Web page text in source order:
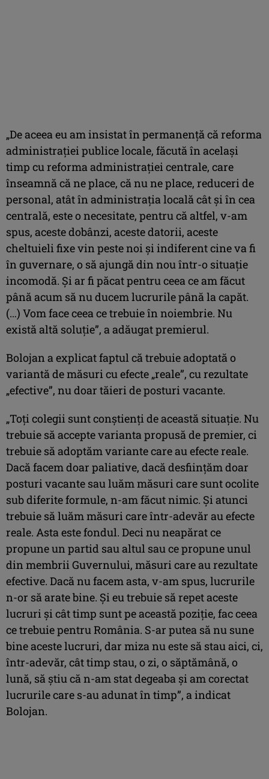
„De aceea eu am insistat în permanenţă că reforma
administraţiei publice locale, făcută în acelaşi
timp cu reforma administraţiei centrale, care
înseamnă că ne place, că nu ne place, reduceri de
personal, atât în administraţia locală cât şi în cea
centrală, este o necesitate, pentru că altfel, v-am
spus, aceste dobânzi, aceste datorii, aceste
cheltuieli fixe vin peste noi şi indiferent cine va fi
în guvernare, o să ajungă din nou într-o situaţie
incomodă. Şi ar fi păcat pentru ceea ce am făcut
până acum să nu ducem lucrurile până la capăt.
(…) Vom face ceea ce trebuie în noiembrie. Nu
există altă soluţie”, a adăugat premierul.
Bolojan a explicat faptul că trebuie adoptată o
variantă de măsuri cu efecte „reale”, cu rezultate
„efective”, nu doar tăieri de posturi vacante.
„Toţi colegii sunt conştienţi de această situaţie. Nu
trebuie să accepte varianta propusă de premier, ci
trebuie să adoptăm variante care au efecte reale.
Dacă facem doar paliative, dacă desfiinţăm doar
posturi vacante sau luăm măsuri care sunt ocolite
sub diferite formule, n-am făcut nimic. Şi atunci
trebuie să luăm măsuri care într-adevăr au efecte
reale. Asta este fondul. Deci nu neapărat ce
propune un partid sau altul sau ce propune unul
din membrii Guvernului, măsuri care au rezultate
efective. Dacă nu facem asta, v-am spus, lucrurile
n-or să arate bine. Şi eu trebuie să repet aceste
lucruri şi cât timp sunt pe această poziţie, fac ceea
ce trebuie pentru România. S-ar putea să nu sune
bine aceste lucruri, dar miza nu este să stau aici, ci,
într-adevăr, cât timp stau, o zi, o săptămână, o
lună, să ştiu că n-am stat degeaba şi am corectat
lucrurile care s-au adunat în timp”, a indicat
Bolojan.